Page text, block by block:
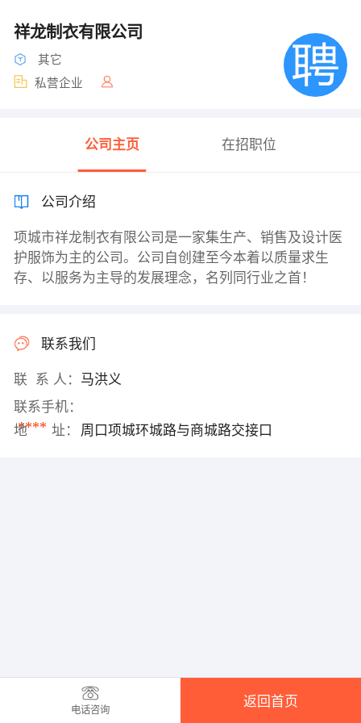
祥龙制衣有限公司
其它
私营企业
公司主页 在招职位
公司介绍
项城市祥龙制衣有限公司是一家集生产、销售及设计医
护服饰为主的公司。公司自创建至今本着以质量求生
存、以服务为主导的发展理念，名列同行业之首！
联系我们
联 系 人： 马洪义
联系手机：
****
地 址： 周口项城环城路与商城路交接口
电话咨询
返回首页